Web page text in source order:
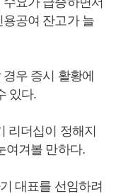
공여 잔고가 늘
우 증시 활황에
있다.
리더십이 정해지
여겨볼 만하다.
대표를 선임하려